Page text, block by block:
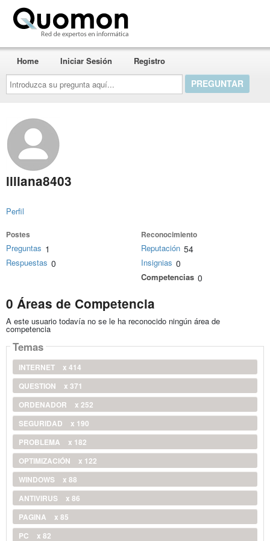
Introduzca
su
pregunta
aquí...
Home Iniciar Sesión Registro
liliana8403
Perfil
Postes
Preguntas 1
Respuestas 0
Reconocimiento
Reputación 54
Insignias 0
Competencias 0
0 Áreas de Competencia
A este usuario todavía no se le ha reconocido ningún área de
competencia
Temas
INTERNET
x 414
QUESTION
x 371
ORDENADOR
x 252
SEGURIDAD
x 190
PROBLEMA
x 182
OPTIMIZACIÓN
x 122
WINDOWS
x 88
ANTIVIRUS
x 86
PAGINA
x 85
PC
x 82